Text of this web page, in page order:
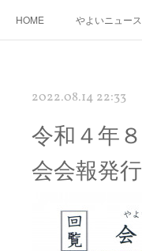
HOME やよいニュース
桃の花さく やよい再生プロジ
やよいギャラリー リ
2022.08.14 22:33
令和４年
会会報発